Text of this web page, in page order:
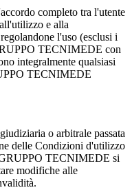
completo tra l'utente
e alla
l'uso (esclusi i
TECNIMEDE con
integralmente qualsiasi
TECNIMEDE
o arbitrale passata
delle Condizioni d'utilizzo
TECNIMEDE si
modifiche alle